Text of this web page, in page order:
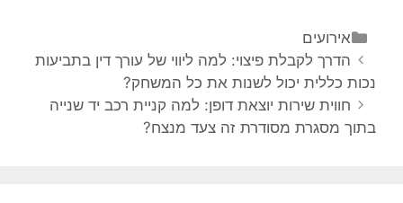
אירועים
הדרך לקבלת פיצוי: למה ליווי של עורך דין בתביעות
נכות כללית יכול לשנות את כל המשחק?
חווית שירות יוצאת דופן: למה קניית רכב יד שנייה
בתוך מסגרת מסודרת זה צעד מנצח?